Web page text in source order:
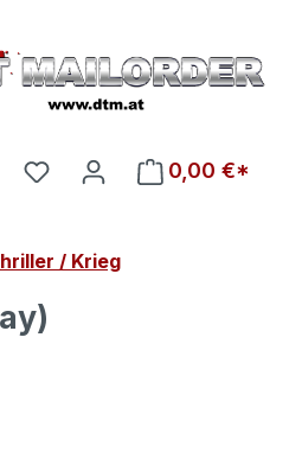
Du hast 0 Produkte auf
0,00 €*
/ Krieg